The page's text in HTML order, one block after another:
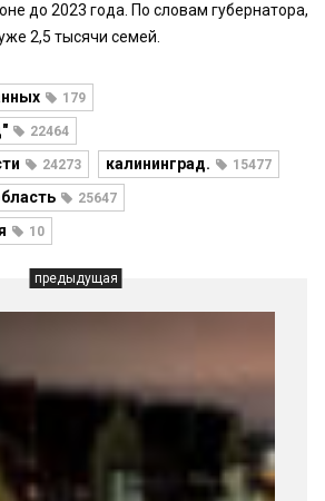
до 2023 года. По словам губернатора,
2,5 тысячи семей.
179
22464
24273 калининград. 15477
25647
10
предыдущая